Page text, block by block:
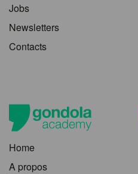
Jobs
Newsletters
Contacts
Home
A propos